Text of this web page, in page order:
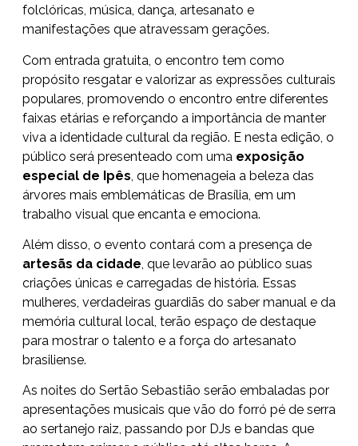
folclóricas, música, dança, artesanato e
manifestações que atravessam gerações.
Com entrada gratuita, o encontro tem como
propósito resgatar e valorizar as expressões culturais
populares, promovendo o encontro entre diferentes
faixas etárias e reforçando a importância de manter
viva a identidade cultural da região. E nesta edição, o
público será presenteado com uma exposição
especial de Ipês , que homenageia a beleza das
árvores mais emblemáticas de Brasília, em um
trabalho visual que encanta e emociona.
Além disso, o evento contará com a presença de
artesãs da cidade, que levarão ao público suas
criações únicas e carregadas de história. Essas
mulheres, verdadeiras guardiãs do saber manual e da
memória cultural local, terão espaço de destaque
para mostrar o talento e a força do artesanato
brasiliense.
As noites do Sertão Sebastião serão embaladas por
apresentações musicais que vão do forró pé de serra
ao sertanejo raiz, passando por DJs e bandas que